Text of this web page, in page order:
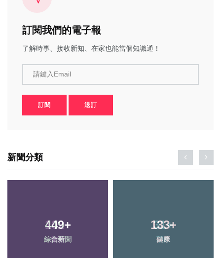
訂閱我們的電子報
了解時事、接收新知、在家也能當個知識通！
請鍵入Email
訂閱 退訂
新聞分類
449+
綜合新聞
133+
健康